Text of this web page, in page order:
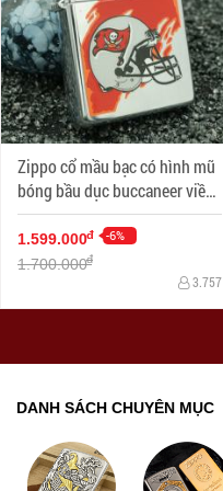
Zippo cổ mầu bạc có hình mũ
bóng bầu dục buccaneer viền
đỏ
1.599.000đ -6%
1.700.000đ
3.757
DANH SÁCH CHUYÊN MỤC